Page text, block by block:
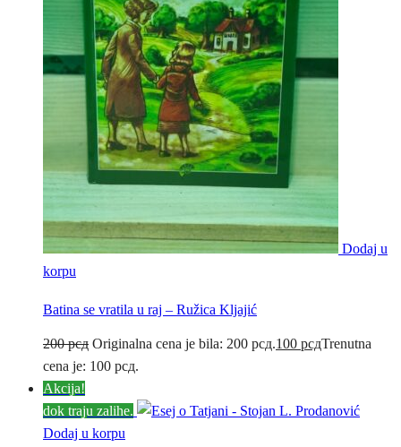
Dodaj u
korpu
Batina se vratila u raj – Ružica Kljajić
200рсд Originalna cena je bila: 200 рсд.100 рсдTrenutna
cena je: 100 рсд.
Akcija!
dok traju zalihe.
Dodaj u korpu